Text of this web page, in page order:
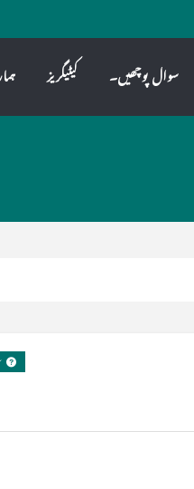
سوال پوچھیں۔ کیٹیگریز